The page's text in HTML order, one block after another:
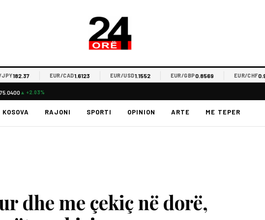
182.37 EUR/CAD1.6123 EUR/USD1.1552 EUR/GBP0.8569 EUR/CHF0.9342
▲ +2.03%
KOSOVA RAJONI SPORTI OPINION ARTE ME TEPER
dhe me çekiç në dorë,